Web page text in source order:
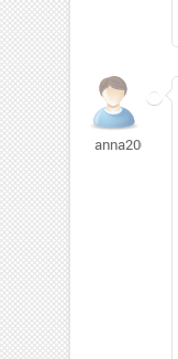
anna20003216